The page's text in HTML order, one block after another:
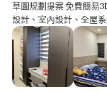
草圖規劃提案 免費簡易
設計、室內設計、全屋
障礙規劃。 *工程案(全屋翻修)(免設計費提供簡易3D圖) *修繕案(免
設計費提供簡易3D圖) *全戶系統家具案(免設計費提供簡易3D圖) *
小型翻修案衛浴廚具隔間(免設
3D圖面或平面圖，一切估
服務流程：勘查 需求討